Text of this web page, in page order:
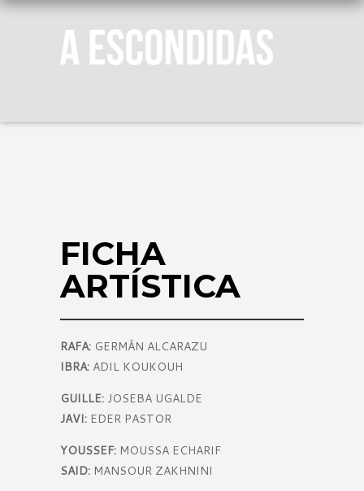
FICHA
ARTÍSTICA
RAFA: GERMÁN ALCARAZU
IBRA: ADIL KOUKOUH
GUILLE: JOSEBA UGALDE
JAVI: EDER PASTOR
YOUSSEF: MOUSSA ECHARIF
SAID: MANSOUR ZAKHNINI